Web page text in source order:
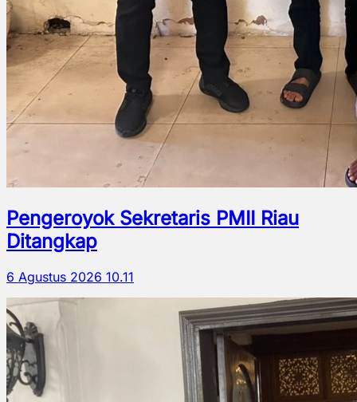
Pengeroyok Sekretaris PMII Riau
Ditangkap
6 Agustus 2026 10.11